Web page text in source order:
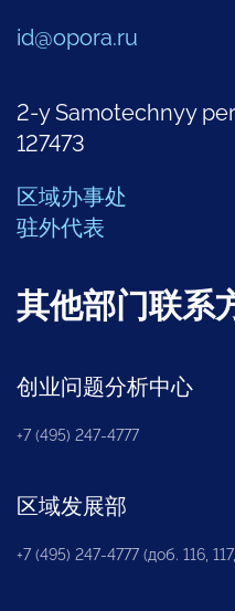
id@opora.ru
2-y Samotechnyy
127473
区域办事处
驻外代表
其他部门联系
创业问题分析中心
+7 (495) 247-4777
区域发展部
+7 (495) 247-4777 (доб. 116,